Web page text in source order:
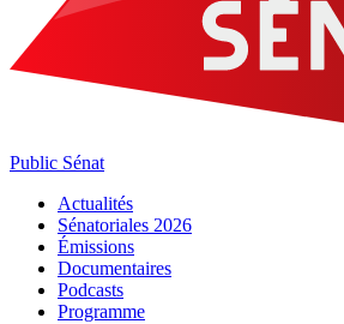
Public Sénat
Actualités
Sénatoriales 2026
Émissions
Documentaires
Podcasts
Programme